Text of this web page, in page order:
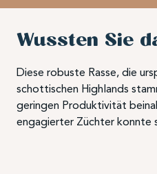
Wussten Sie
Diese robuste Rasse, die
schottischen Highlands
geringen Produktivität
engagierter Züchter konnte